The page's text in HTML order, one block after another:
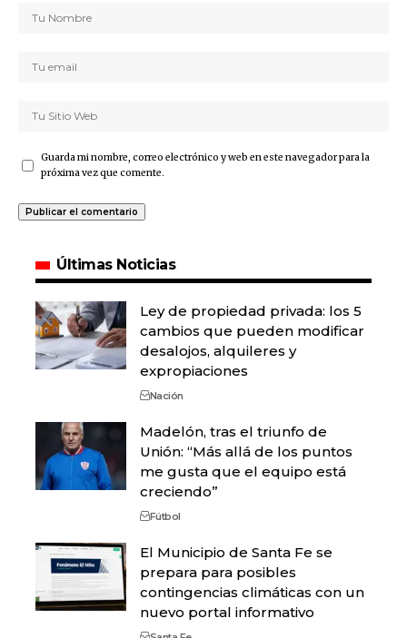
Guarda mi nombre, correo electrónico y web en este navegador para la
próxima vez que comente.
Últimas Noticias
Ley de propiedad privada: los 5
cambios que pueden modificar
desalojos, alquileres y
expropiaciones
Nación
Madelón, tras el triunfo de
Unión: “Más allá de los puntos
me gusta que el equipo está
creciendo”
Fútbol
El Municipio de Santa Fe se
prepara para posibles
contingencias climáticas con un
nuevo portal informativo